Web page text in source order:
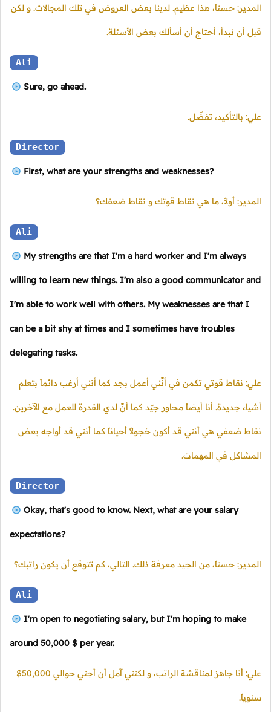
المدير: حسناً، هذا عظيم. لدينا بعض العروض في تلك المجالات. و لكن
قبل أن نبدأ، أحتاج أن أسألك بعض الأسئلة.
Ali
Sure, go ahead.
علي: بالتأكيد، تفضّل.
Director
First, what are your strengths and weaknesses?
المدير: أولاً، ما هي نقاط قوتك و نقاط ضعفك؟
Ali
My strengths are that I'm a hard worker and I'm always
willing to learn new things. I'm also a good communicator and
I'm able to work well with others. My weaknesses are that I
can be a bit shy at times and I sometimes have troubles
delegating tasks.
علي: نقاط قوتي تكمن في أنّني أعمل بجد كما أنني أرغب دائماً بتعلم
أشياء جديدة. أنا أيضاً محاور جيّد كما أنّ لدي القدرة للعمل مع الآخرين.
نقاط ضعفي هي أنني قد أكون خجولاً أحياناً كما أنني قد أواجه بعض
المشاكل في المهمات.
Director
Okay, that's good to know. Next, what are your salary
expectations?
المدير: حسناً، من الجيد معرفة ذلك. التالي، كم تتوقع أن يكون راتبك؟
Ali
I'm open to negotiating salary, but I'm hoping to make
around 50,000 $ per year.
علي: أنا جاهز لمناقشة الراتب، و لكنني آمل أن أجني حوالي 50,000$
سنوياً.